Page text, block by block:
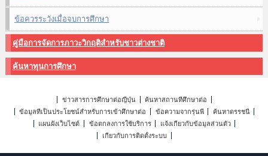
ข้อควรระวังเมื่อจบการศึกษา
คู่มือการจัดการภาวะวิกฤติสำหรับชาวต่างชาติ
ค้นหาทุนการศึกษา
ข่าวสารการศึกษาต่อญี่ปุ่น
ค้นหาสถานที่ศึกษาต่อ
ข้อมูลที่เป็นประโยชน์สำหรับการเข้าศึกษาต่อ
ข้อความจากรุ่นพี่
ค้นหาดรรชนี
แผนผังเว็บไซต์
ข้อตกลงการใช้บริการ
แจ้งเกี่ยวกับข้อมูลส่วนตัว
เกี่ยวกับการติดตั้งระบบ